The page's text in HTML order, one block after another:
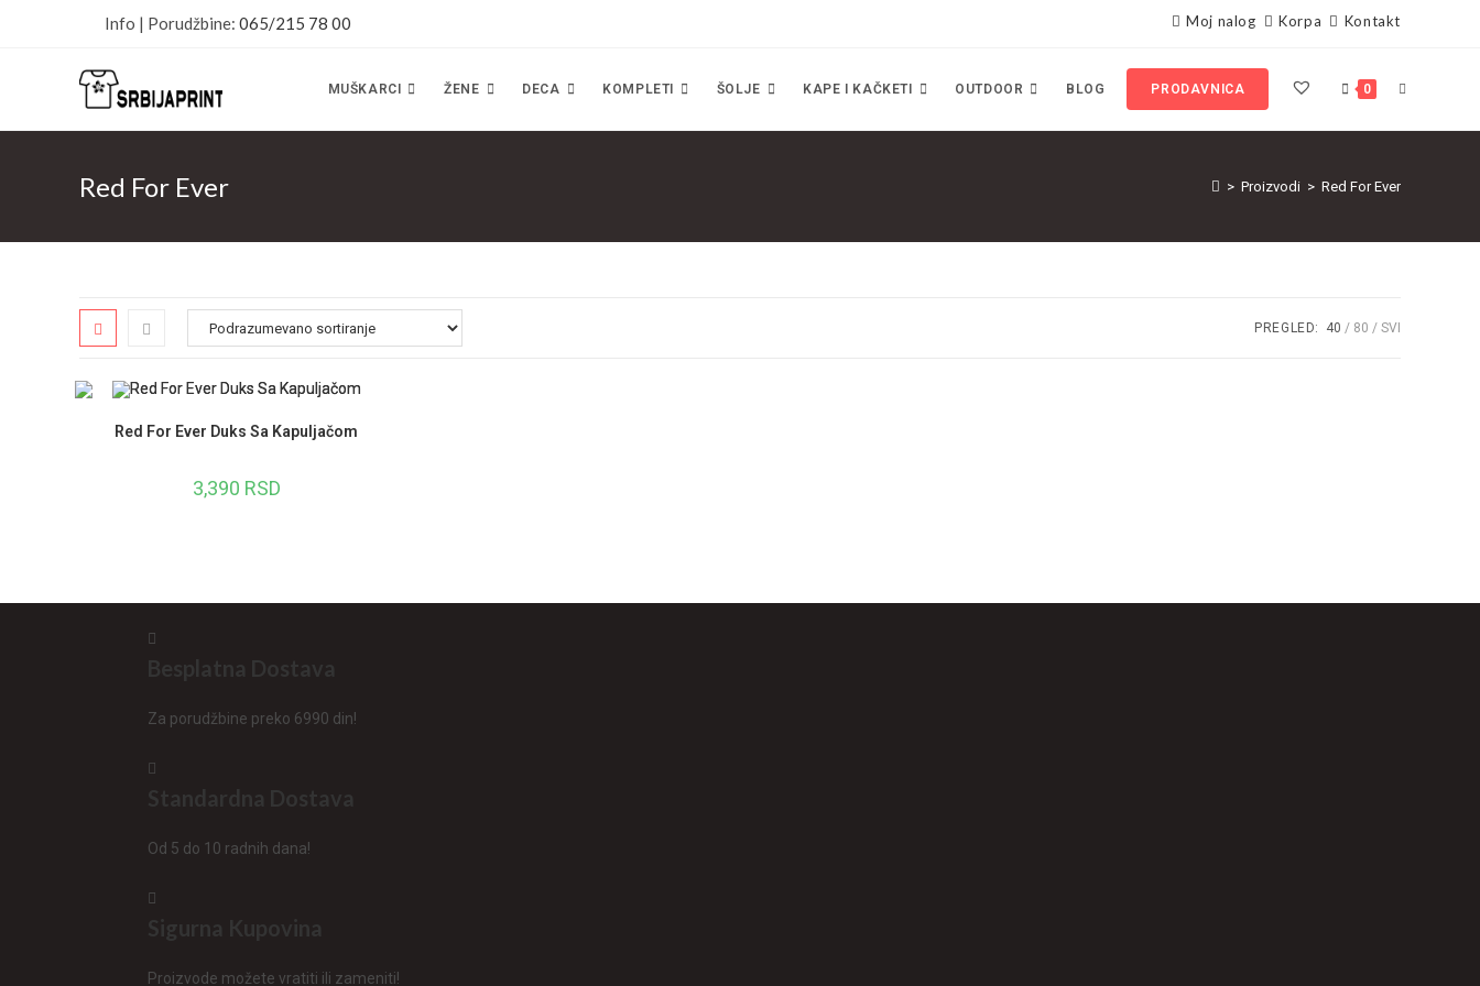
Info | Porudžbine: 065/215 78 00 Moj nalog Korpa Kontakt
MUŠKARCI ŽENE DECA KOMPLETI ŠOLJE KAPE I KAČKETI OUTDOOR BLOG PRODAVNICA 0
Red For Ever > Proizvodi > Red For Ever
PREGLED: 40 80 SVI
Red For Ever Duks Sa Kapuljačom
3,390 RSD
Za porudžbine preko 6990 din!
Od 5 do 10 radnih dana!
Proizvode možete vratiti ili zameniti!